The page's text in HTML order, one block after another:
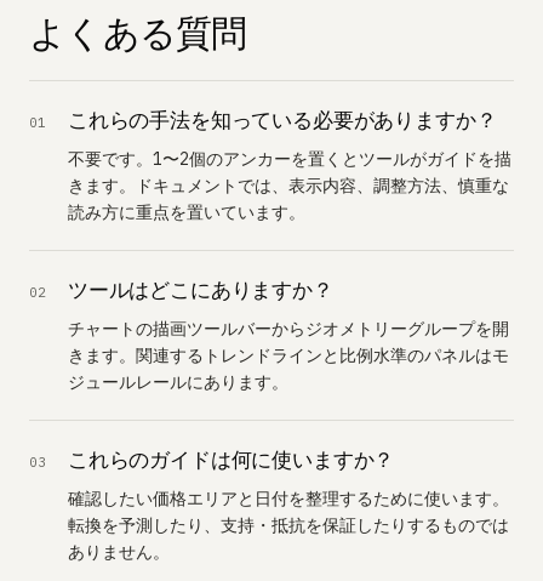
よくある質問
01 これらの手法を知っている必要がありますか？
不要です。1〜2個のアンカーを置くとツールがガイドを描
きます。ドキュメントでは、表示内容、調整方法、慎重な
読み方に重点を置いています。
02 ツールはどこにありますか？
チャートの描画ツールバーからジオメトリーグループを開
きます。関連するトレンドラインと比例水準のパネルはモ
ジュールレールにあります。
03 これらのガイドは何に使いますか？
確認したい価格エリアと日付を整理するために使います。
転換を予測したり、支持・抵抗を保証したりするものでは
ありません。